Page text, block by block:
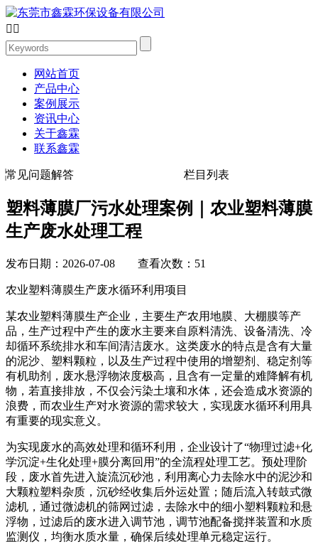
 
网站首页
产品中心
案例展示
资讯中心
关于鑫霖
联系鑫霖
常见问题解答 栏目列表
塑料薄膜厂污水处理案例｜农业塑料薄膜
生产废水处理工程
发布日期：2026-07-08 查看次数：51
农业塑料薄膜生产废水循环利用项目
某农业塑料薄膜生产企业，主要生产农用地膜、大棚膜等产
品，生产过程中产生的废水主要来自原料清洗、设备清洗、冷
却循环系统排水和车间清洁废水。这类废水的特点是含有大量
的泥沙、塑料颗粒，以及生产过程中使用的增塑剂、稳定剂等
有机助剂，废水悬浮物浓度极高，且含有一定量的难降解有机
物，若直接排放，不仅会污染土壤和水体，还会造成水资源的
浪费，而农业生产对水资源的需求较大，实现废水循环利用具
有重要的现实意义。
为实现废水的高效处理和循环利用，企业设计了“物理过滤+化
学沉淀+生化处理+膜分离回用”的全流程处理工艺。预处理阶
段，废水首先进入旋流沉砂池，利用离心力去除水中的泥沙和
大颗粒塑料杂质，沉砂经收集后外运处置；随后流入转鼓式微
滤机，通过微滤机的筛网过滤，去除水中的细小塑料颗粒和悬
浮物，过滤后的废水进入调节池，调节池配备搅拌装置和水质
监测仪，均衡水质水量，确保后续处理单元稳定运行。